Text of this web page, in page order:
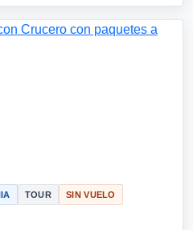
TOUR SIN VUELO